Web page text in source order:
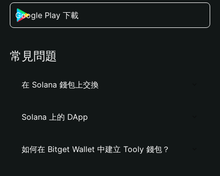
Google Play 下載
常見問題
在 Solana 錢包上交換
Solana 上的 DApp
如何在 Bitget Wallet 中建立 Tooly 錢包？